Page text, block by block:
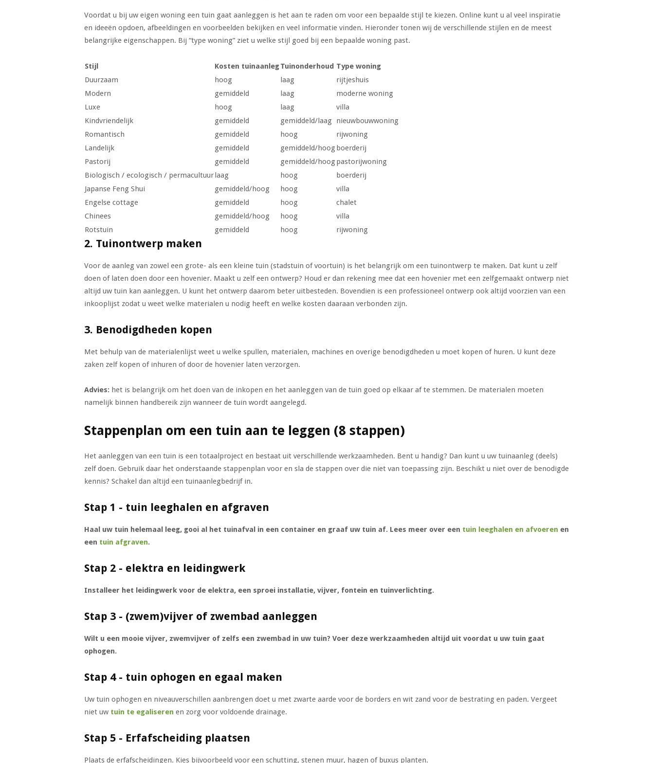
Voordat u bij uw eigen woning een tuin gaat aanleggen is het aan te raden om voor een bepaalde stijl te kiezen. Online kunt u al veel inspiratie
en ideeën opdoen, afbeeldingen en voorbeelden bekijken en veel informatie vinden. Hieronder tonen wij de verschillende stijlen en de meest
belangrijke eigenschappen. Bij “type woning” ziet u welke stijl goed bij een bepaalde woning past.
Stijl Kosten tuinaanlegTuinonderhoud Type woning
Duurzaam
hoog laag
rijtjeshuis
Modern
gemiddeld laag
moderne woning
Luxe
hoog laag
villa
Kindvriendelijk
gemiddeld gemiddeld/laag nieuwbouwwoning
Romantisch
gemiddeld hoog
rijwoning
Landelijk
gemiddeld gemiddeld/hoogboerderij
Pastorij
gemiddeld gemiddeld/hoogpastorijwoning
Biologisch / ecologisch / permacultuurlaag hoog
boerderij
Japanse Feng Shui
gemiddeld/hoog hoog
villa
Engelse cottage
gemiddeld hoog
chalet
Chinees
gemiddeld/hoog hoog
villa
Rotstuin
gemiddeld hoog rijwoning
2. Tuinontwerp maken
Voor de aanleg van zowel een grote- als een kleine tuin (stadstuin of voortuin) is het belangrijk om een tuinontwerp te maken. Dat kunt u zelf
doen of laten doen door een hovenier. Maakt u zelf een ontwerp? Houd er dan rekening mee dat een hovenier met een zelfgemaakt ontwerp niet
altijd uw tuin kan aanleggen. U kunt het ontwerp daarom beter uitbesteden. Bovendien is een professioneel ontwerp ook altijd voorzien van een
inkooplijst zodat u weet welke materialen u nodig heeft en welke kosten daaraan verbonden zijn.
3. Benodigdheden kopen
Met behulp van de materialenlijst weet u welke spullen, materialen, machines en overige benodigdheden u moet kopen of huren. U kunt deze
zaken zelf kopen of inhuren of door de hovenier laten verzorgen.
Advies:het is belangrijk om het doen van de inkopen en het aanleggen van de tuin goed op elkaar af te stemmen. De materialen moeten
namelijk binnen handbereik zijn wanneer de tuin wordt aangelegd.
Stappenplan om een tuin aan te leggen (8 stappen)
Het aanleggen van een tuin is een totaalproject en bestaat uit verschillende werkzaamheden. Bent u handig? Dan kunt u uw tuinaanleg (deels)
zelf doen. Gebruik daar het onderstaande stappenplan voor en sla de stappen over die niet van toepassing zijn. Beschikt u niet over de benodigde
kennis? Schakel dan altijd een tuinaanlegbedrijf in.
Stap 1 - tuin leeghalen en afgraven
Haal uw tuin helemaal leeg, gooi al het tuinafval in een container en graaf uw tuin af. Lees meer over een tuin leeghalen en afvoeren en
een tuin afgraven.
Stap 2 - elektra en leidingwerk
Installeer het leidingwerk voor de elektra, een sproei installatie, vijver, fontein en tuinverlichting.
Stap 3 - (zwem)vijver of zwembad aanleggen
Wilt u een mooie vijver, zwemvijver of zelfs een zwembad in uw tuin? Voer deze werkzaamheden altijd uit voordat u uw tuin gaat
ophogen.
Stap 4 - tuin ophogen en egaal maken
Uw tuin ophogen en niveauverschillen aanbrengen doet u met zwarte aarde voor de borders en wit zand voor de bestrating en paden. Vergeet
niet uw tuin te egaliseren en zorg voor voldoende drainage.
Stap 5 - Erfafscheiding plaatsen
Plaats de erfafscheidingen. Kies bijvoorbeeld voor een schutting, stenen muur, hagen of buxus planten.